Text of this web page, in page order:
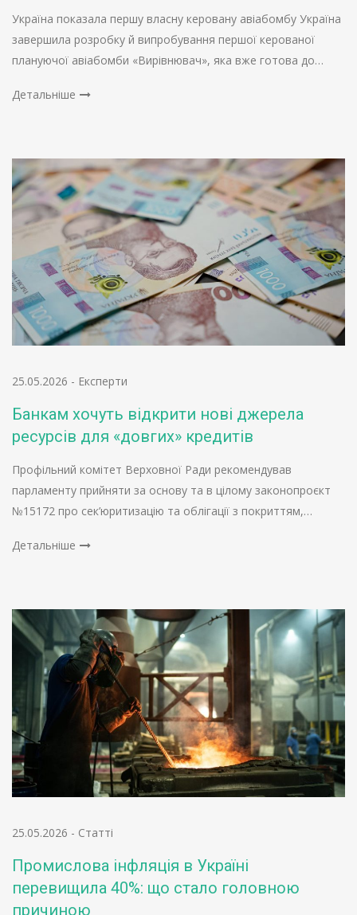
Україна показала першу власну керовану авіабомбу Україна
завершила розробку й випробування першої керованої
плануючої авіабомби «Вирівнювач», яка вже готова до…
Детальніше
25.05.2026 - Експерти
Банкам хочуть відкрити нові джерела
ресурсів для «довгих» кредитів
Профільний комітет Верховної Ради рекомендував
парламенту прийняти за основу та в цілому законопроєкт
№15172 про сек’юритизацію та облігації з покриттям,…
Детальніше
25.05.2026 - Статті
Промислова інфляція в Україні
перевищила 40%: що стало головною
причиною